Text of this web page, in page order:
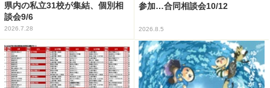
県内の私立31校が集結、個別相
談会9/6
2026.7.28
参加…合同相談会10/12
2026.8.5